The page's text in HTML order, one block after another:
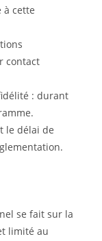
à cette
contact
: durant
le délai de
se fait sur la
limité au